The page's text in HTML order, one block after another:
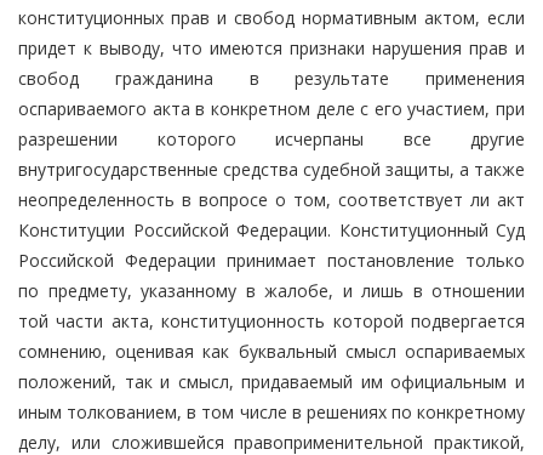
конституционных прав и свобод нормативным актом, если
придет к выводу, что имеются признаки нарушения прав и
свобод гражданина в результате применения
оспариваемого акта в конкретном деле с его участием, при
разрешении которого исчерпаны все другие
внутригосударственные средства судебной защиты, а также
неопределенность в вопросе о том, соответствует ли акт
Конституции Российской Федерации. Конституционный Суд
Российской Федерации принимает постановление только
по предмету, указанному в жалобе, и лишь в отношении
той части акта, конституционность которой подвергается
сомнению, оценивая как буквальный смысл оспариваемых
положений, так и смысл, придаваемый им официальным и
иным толкованием, в том числе в решениях по конкретному
делу, или сложившейся правоприменительной практикой,